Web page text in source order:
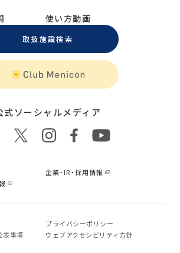
使い方動画
取扱施設検索
式ソーシャルメディア
企業・IR・採用情報
プライバシーポリシー
表事項
ウェブアクセシビリティ方針